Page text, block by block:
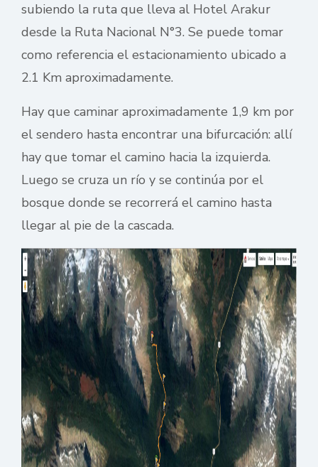
subiendo la ruta que lleva al Hotel Arakur
desde la Ruta Nacional N°3. Se puede tomar
como referencia el estacionamiento ubicado a
2.1 Km aproximadamente.
Hay que caminar aproximadamente 1,9 km por
el sendero hasta encontrar una bifurcación: allí
hay que tomar el camino hacia la izquierda.
Luego se cruza un río y se continúa por el
bosque donde se recorrerá el camino hasta
llegar al pie de la cascada.